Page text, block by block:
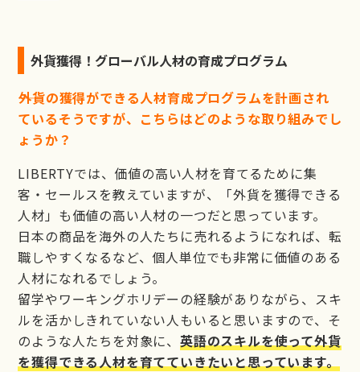
外貨獲得！グローバル人材の育成プログラム
――外貨の獲得ができる人材育成プログラムを計画され
ているそうですが、こちらはどのような取り組みでし
ょうか？
LIBERTYでは、価値の高い人材を育てるために集
客・セールスを教えていますが、「外貨を獲得できる
人材」も価値の高い人材の一つだと思っています。
日本の商品を海外の人たちに売れるようになれば、転
職しやすくなるなど、個人単位でも非常に価値のある
人材になれるでしょう。
留学やワーキングホリデーの経験がありながら、スキ
ルを活かしきれていない人もいると思いますので、そ
のような人たちを対象に、英語のスキルを使って外貨
を獲得できる人材を育てていきたいと思っています。